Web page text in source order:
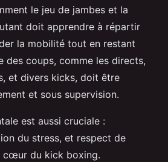
le jeu de jambes et la
doit apprendre à répartir
la mobilité tout en restant
des coups, comme les directs,
et divers kicks, doit être
et sous supervision.
est aussi cruciale :
du stress, et respect de
cœur du kick boxing.